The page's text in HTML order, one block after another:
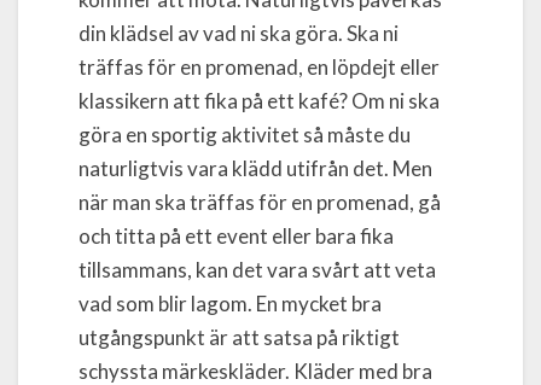
din klädsel av vad ni ska göra. Ska ni
träffas för en promenad, en löpdejt eller
klassikern att fika på ett kafé? Om ni ska
göra en sportig aktivitet så måste du
naturligtvis vara klädd utifrån det. Men
när man ska träffas för en promenad, gå
och titta på ett event eller bara fika
tillsammans, kan det vara svårt att veta
vad som blir lagom. En mycket bra
utgångspunkt är att satsa på riktigt
schyssta märkeskläder. Kläder med bra